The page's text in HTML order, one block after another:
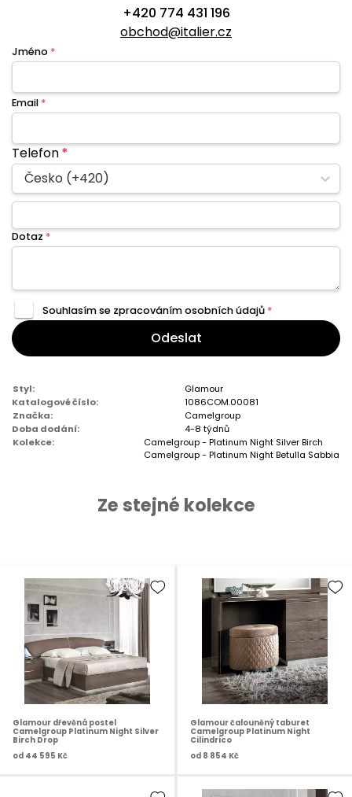
+420 774 431 196
obchod@italier.cz
Jméno *
Email *
Telefon*
Česko (+420)
Dotaz *
Souhlasím se zpracovánímosobních údajů *
Odeslat
Styl:
Glamour
Katalogové číslo:
1086COM.00081
Značka:
Camelgroup
Doba dodání:
4-8 týdnů
Kolekce:
Camelgroup - Platinum Night Silver Birch
Camelgroup - Platinum Night Betulla Sabbia
Ze stejné kolekce
Glamour dřevěná postel
Camelgroup Platinum Night Silver
Birch Drop
od 44 595 Kč
Glamour čalouněný taburet
Camelgroup Platinum Night
Cilindrico
od 8 854 Kč